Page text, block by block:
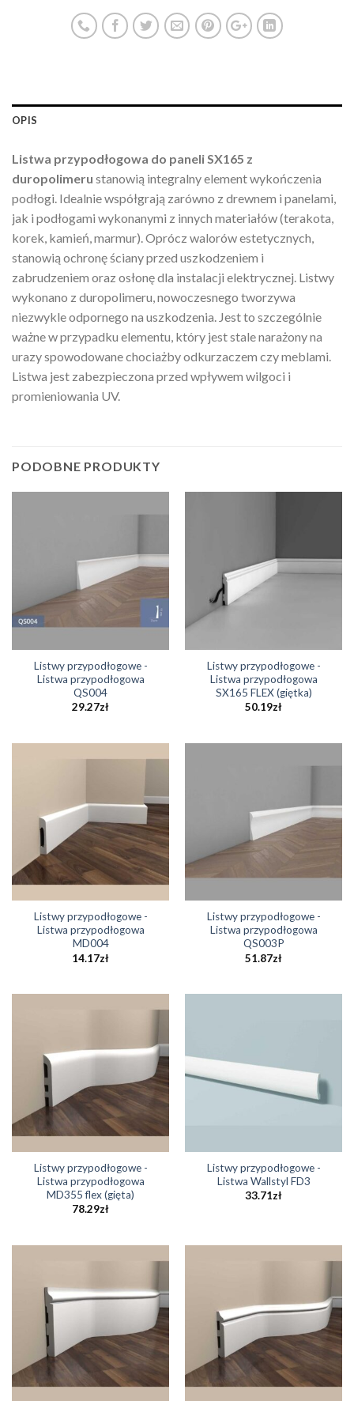
OPIS
Listwa przypodłogowa do paneli SX165 z
duropolimeru stanowią integralny element wykończenia
podłogi. Idealnie współgrają zarówno z drewnem i panelami,
jak i podłogami wykonanymi z innych materiałów (terakota,
korek, kamień, marmur). Oprócz walorów estetycznych,
stanowią ochronę ściany przed uszkodzeniem i
zabrudzeniem oraz osłonę dla instalacji elektrycznej. Listwy
wykonano z duropolimeru, nowoczesnego tworzywa
niezwykle odpornego na uszkodzenia. Jest to szczególnie
ważne w przypadku elementu, który jest stale narażony na
urazy spowodowane chociażby odkurzaczem czy meblami.
Listwa jest zabezpieczona przed wpływem wilgoci i
promieniowania UV.
PODOBNE PRODUKTY
Listwy przypodłogowe -
Listwa przypodłogowa
QS004
29.27zł
Listwy przypodłogowe -
Listwa przypodłogowa
SX165 FLEX (giętka)
50.19zł
Listwy przypodłogowe -
Listwa przypodłogowa
MD004
14.17zł
Listwy przypodłogowe -
Listwa przypodłogowa
QS003P
51.87zł
Listwy przypodłogowe -
Listwa przypodłogowa
MD355 flex (gięta)
78.29zł
Listwy przypodłogowe -
Listwa Wallstyl FD3
33.71zł